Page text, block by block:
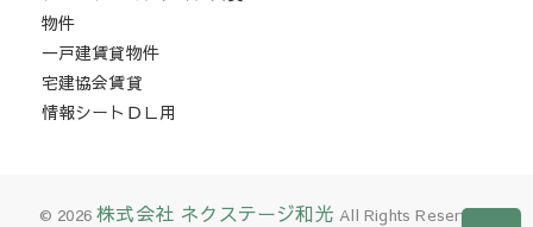
物件
一戸建賃貸物件
宅建協会賃貸
情報シートＤＬ用
© 2026株式会社 ネクステージ和光 All Rights Reserved.